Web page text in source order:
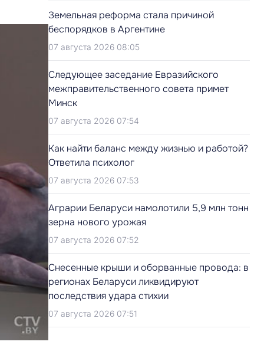
Земельная реформа стала причиной
беспорядков в Аргентине
07 августа 2026 08:05
Следующее заседание Евразийского
межправительственного совета примет
Минск
07 августа 2026 07:54
Как найти баланс между жизнью и работой?
Ответила психолог
07 августа 2026 07:53
Аграрии Беларуси намолотили 5,9 млн тонн
зерна нового урожая
07 августа 2026 07:52
Снесенные крыши и оборванные провода: в
регионах Беларуси ликвидируют
последствия удара стихии
07 августа 2026 07:51